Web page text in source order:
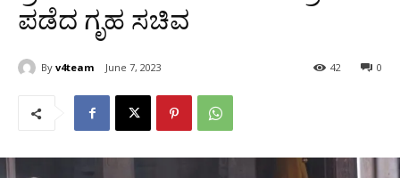
ಪಡೆದ ಗೃಹ ಸಚಿವ
By v4team June 7, 2023 0
42